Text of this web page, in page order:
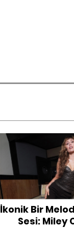
İkonik Bir
Sesi: Miley